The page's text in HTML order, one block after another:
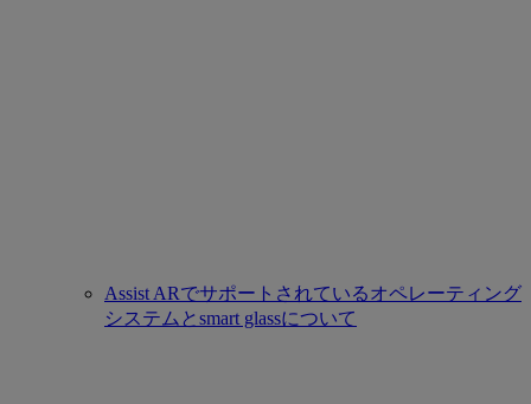
Assist ARでサポートされているオペレーティング
システムとsmart glassについて